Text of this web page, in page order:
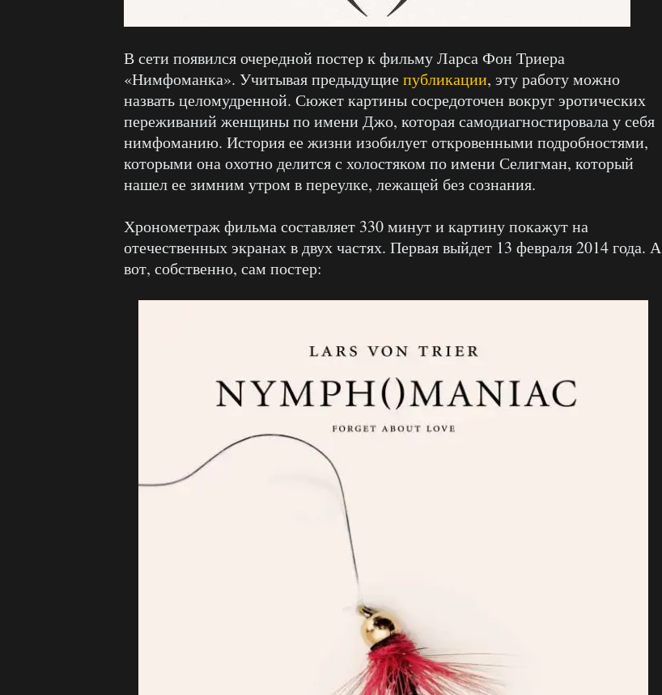
В сети появился очередной постер к фильму Ларса Фон Триера
«Нимфоманка». Учитывая предыдущиепубликации, эту работу можно
назвать целомудренной. Сюжет картины сосредоточен вокруг эротических
переживаний женщины по имени Джо, которая самодиагностировала у себя
нимфоманию. История ее жизни изобилует откровенными подробностями,
которыми она охотно делится с холостяком по имени Селигман, который
нашел ее зимним утром в переулке, лежащей без сознания.
Хронометраж фильма составляет 330 минут и картину покажут на
отечественных экранах в двух частях. Первая выйдет 13 февраля 2014 года. А
вот, собственно, сам постер: